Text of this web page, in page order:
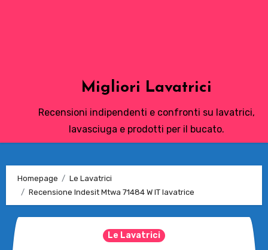
Migliori Lavatrici
Recensioni indipendenti e confronti su lavatrici,
lavasciuga e prodotti per il bucato.
Homepage
Le Lavatrici
Recensione Indesit Mtwa 71484 W IT lavatrice
Le Lavatrici